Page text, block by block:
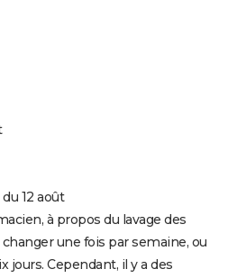
12 août
à propos du lavage des
changer une fois par semaine, ou
jours. Cependant, il y a des